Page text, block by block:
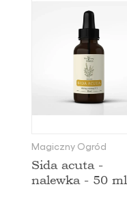
Magiczny Ogród
Sida acuta -
nalewka - 50 ml